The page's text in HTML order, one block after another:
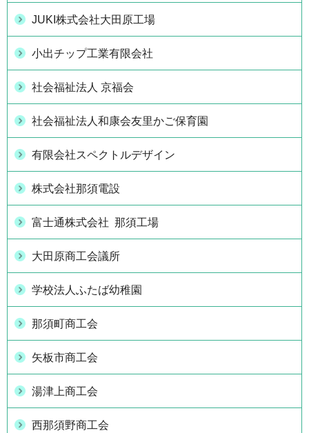
JUKI株式会社大田原工場
小出チップ工業有限会社
社会福祉法人 京福会
社会福祉法人和康会友里かご保育園
有限会社スペクトルデザイン
株式会社那須電設
富士通株式会社 那須工場
大田原商工会議所
学校法人ふたば幼稚園
那須町商工会
矢板市商工会
湯津上商工会
西那須野商工会